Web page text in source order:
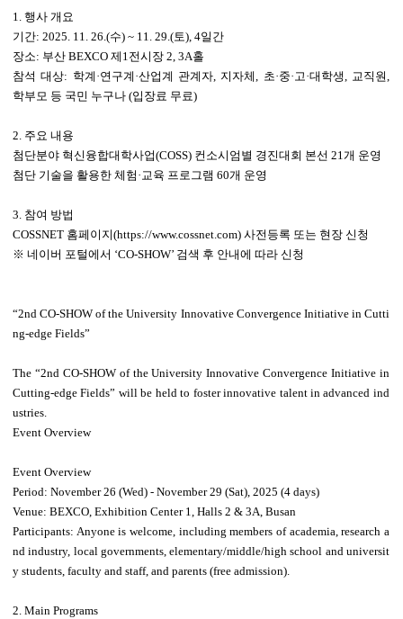
1. 행사 개요
기간: 2025. 11. 26.(수) ~ 11. 29.(토), 4일간
장소: 부산 BEXCO 제 1전시장 2, 3A홀
참석 대상: 학계 ·연구계 ·산업계 관계자, 지자체, 초·중·고·대학생, 교직원,
학부모 등 국민 누구나 (입장료 무료)
2. 주요 내용
첨단분야 혁신융합대학사업(COSS) 컨소시엄별 경진대회 본선 21개 운영
첨단 기술을 활용한 체험 ·교육 프로그램 60개 운영
3. 참여 방법
COSSNET 홈페이지(https://www.cossnet.com) 사전등록 또는 현장 신청
※ 네이버 포털에서 ‘CO-SHOW’ 검색 후 안내에 따라 신청
“2nd CO-SHOW of the University Innovative Convergence Initiative in Cutti
ng-edge Fields”
The “2nd CO-SHOW of the University Innovative Convergence Initiative in
Cutting-edge Fields” will be held to foster innovative talent in advanced ind
ustries.
Event Overview
Event Overview
Period: November 26 (Wed) - November 29 (Sat), 2025 (4 days)
Venue: BEXCO, Exhibition Center 1, Halls 2 & 3A, Busan
Participants: Anyone is welcome, including members of academia, research a
nd industry, local governments, elementary/middle/high school and universit
y students, faculty and staff, and parents (free admission).
2. Main Programs